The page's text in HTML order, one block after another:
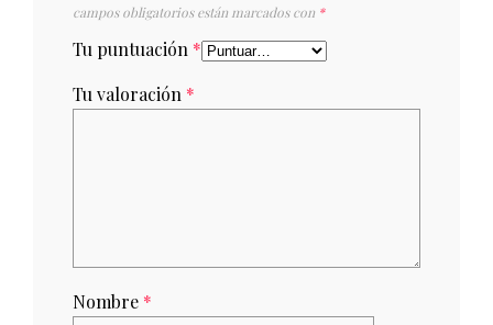
campos obligatorios están marcados con *
Tu puntuación *
Tu valoración *
Nombre *